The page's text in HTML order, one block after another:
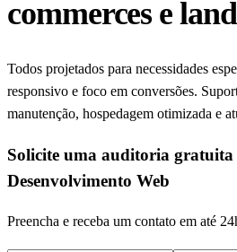
commerces e
Todos projetados para necessidades
responsivo e foco em conversões.
manutenção, hospedagem otimizada e
Solicite uma auditoria gratuita
Desenvolvimento Web
Preencha e receba um contato em até